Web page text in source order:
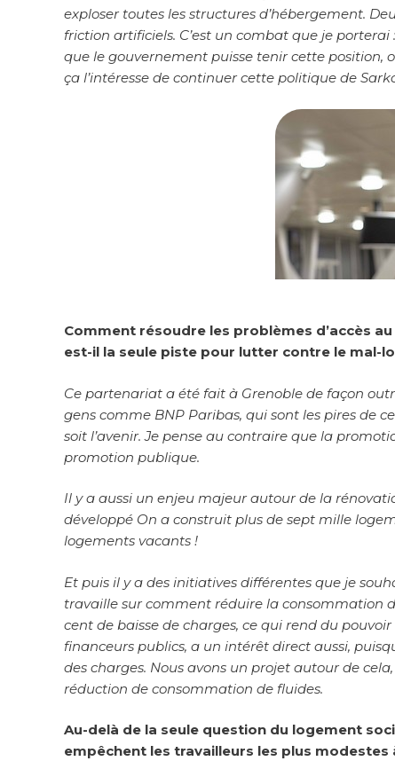
exploser toutes les structures d’hébergement.
friction artificiels. C’est un combat que je
que le gouvernement puisse tenir cette position,
ça l’intéresse de continuer cette politique de
Comment résoudre les problèmes d’accès
est-il la seule piste pour lutter contre le mal-
Ce partenariat a été fait à Grenoble de façon
gens comme BNP Paribas, qui sont les pires de
soit l’avenir. Je pense au contraire que la
promotion publique.
Il y a aussi un enjeu majeur autour de la
développé On a construit plus de sept mille
logements vacants !
Et puis il y a des initiatives différentes que je
travaille sur comment réduire la consommation
cent de baisse de charges, ce qui rend du
financeurs publics, a un intérêt direct aussi,
des charges. Nous avons un projet autour de
réduction de consommation de fluides.
Au-delà de la seule question du logement
empêchent les travailleurs les plus